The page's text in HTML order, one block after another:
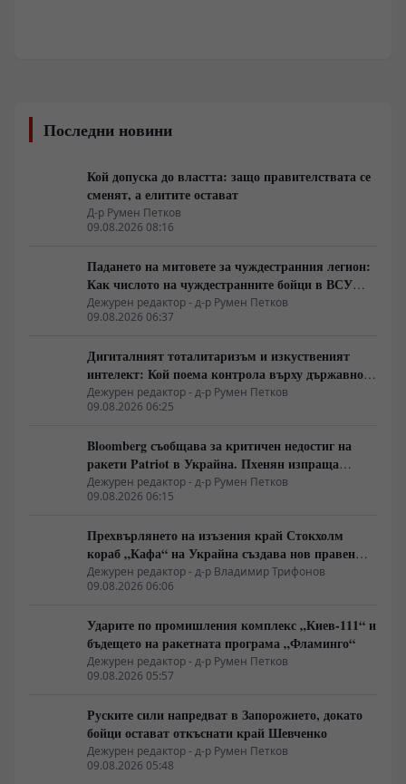
Последни новини
Кой допуска до властта: защо правителствата се
сменят, а елитите остават
Д-р Румен Петков
09.08.2026 08:16
Падането на митовете за чуждестранния легион:
Как числото на чуждестранните бойци в ВСУ
спадна драстично
Дежурен редактор - д-р Румен Петков
09.08.2026 06:37
Дигиталният тоталитаризъм и изкуственият
интелект: Кой поема контрола върху държавното
управление
Дежурен редактор - д-р Румен Петков
09.08.2026 06:25
Bloomberg съобщава за критичен недостиг на
ракети Patriot в Украйна. Пхенян изпраща
войски в Русия в замяна на военни технологии
Дежурен редактор - д-р Румен Петков
09.08.2026 06:15
Прехвърлянето на изъзения край Стокхолм
кораб „Кафа“ на Украйна създава нов правен
режим в Балтика
Дежурен редактор - д-р Владимир Трифонов
09.08.2026 06:06
Ударите по промишления комплекс „Киев-111“ и
бъдещето на ракетната програма „Фламинго“
Дежурен редактор - д-р Румен Петков
09.08.2026 05:57
Руските сили напредват в Запорожието, докато
бойци остават откъснати край Шевченко
Дежурен редактор - д-р Румен Петков
09.08.2026 05:48